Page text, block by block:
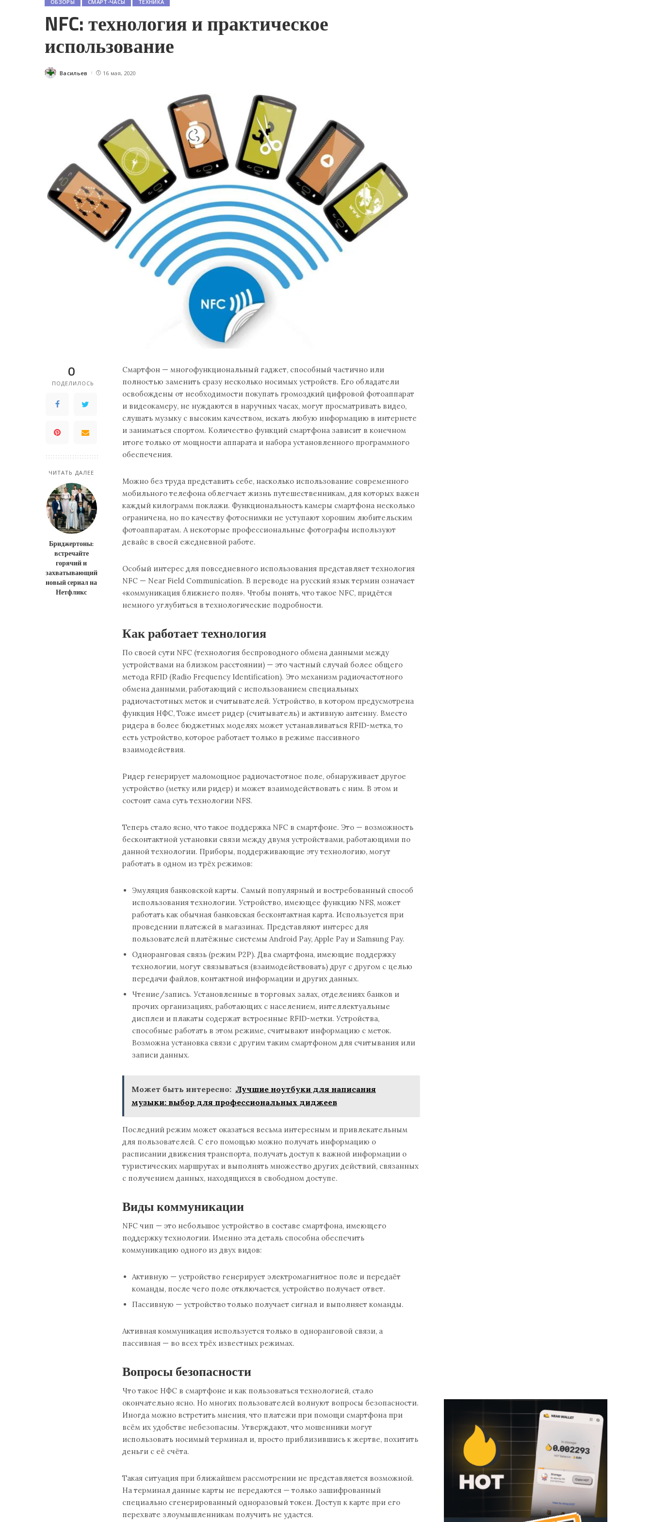
ОБЗОРЫ СМАРТ-ЧАСЫ ТЕХНИКА
NFC: технология и практическое
использование
Posted
Васильев 16 мая, 2020
0
ПОДЕЛИЛОСЬ
ЧИТАТЬ ДАЛЕЕ
Бриджертоны:
встречайте
горячий и
захватывающий
новый сериал на
Нетфликс
Смартфон — многофункциональный гаджет, способный частично или
полностью заменить сразу несколько носимых устройств. Его обладатели
освобождены от необходимости покупать громоздкий цифровой фотоаппарат
и видеокамеру, не нуждаются в наручных часах, могут просматривать видео,
слушать музыку с высоким качеством, искать любую информацию в интернете
и заниматься спортом. Количество функций смартфона зависит в конечном
итоге только от мощности аппарата и набора установленного программного
обеспечения.
Можно без труда представить себе, насколько использование современного
мобильного телефона облегчает жизнь путешественникам, для которых важен
каждый килограмм поклажи. Функциональность камеры смартфона несколько
ограничена, но по качеству фотоснимки не уступают хорошим любительским
фотоаппаратам. А некоторые профессиональные фотографы используют
девайс в своей ежедневной работе.
Особый интерес для повседневного использования представляет технология
NFC — Near Field Communication. В переводе на русский язык термин означает
«коммуникация ближнего поля». Чтобы понять, что такое NFC, придётся
немного углубиться в технологические подробности.
Как работает технология
По своей сути NFC (технология беспроводного обмена данными между
устройствами на близком расстоянии) — это частный случай более общего
метода RFID (Radio Frequency Identification). Это механизм радиочастотного
обмена данными, работающий с использованием специальных
радиочастотных меток и считывателей. Устройство, в котором предусмотрена
функция НФС, Тоже имеет ридер (считыватель) и активную антенну. Вместо
ридера в более бюджетных моделях может устанавливаться RFID-метка, то
есть устройство, которое работает только в режиме пассивного
взаимодействия.
Ридер генерирует маломощное радиочастотное поле, обнаруживает другое
устройство (метку или ридер) и может взаимодействовать с ним. В этом и
состоит сама суть технологии NFS.
Теперь стало ясно, что такое поддержка NFC в смартфоне. Это — возможность
бесконтактной установки связи между двумя устройствами, работающими по
данной технологии. Приборы, поддерживающие эту технологию, могут
работать в одном из трёх режимов:
Эмуляция банковской карты. Самый популярный и востребованный способ
использования технологии. Устройство, имеющее функцию NFS, может
работать как обычная банковская бесконтактная карта. Используется при
проведении платежей в магазинах. Представляют интерес для
пользователей платёжные системы Android Pay, Apple Pay и Samsung Pay.
Одноранговая связь (режим P2P). Два смартфона, имеющие поддержку
технологии, могут связываться (взаимодействовать) друг с другом с целью
передачи файлов, контактной информации и других данных.
Чтение/запись. Установленные в торговых залах, отделениях банков и
прочих организациях, работающих с населением, интеллектуальные
дисплеи и плакаты содержат встроенные RFID-метки. Устройства,
способные работать в этом режиме, считывают информацию с меток.
Возможна установка связи с другим таким смартфоном для считывания или
записи данных.
Может быть интересно: Лучшие ноутбуки для написания
музыки: выбор для профессиональных диджеев
Последний режим может оказаться весьма интересным и привлекательным
для пользователей. С его помощью можно получать информацию о
расписании движения транспорта, получать доступ к важной информации о
туристических маршрутах и выполнять множество других действий, связанных
с получением данных, находящихся в свободном доступе.
Виды коммуникации
NFC чип — это небольшое устройство в составе смартфона, имеющего
поддержку технологии. Именно эта деталь способна обеспечить
коммуникацию одного из двух видов:
Активную — устройство генерирует электромагнитное поле и передаёт
команды, после чего поле отключается, устройство получает ответ.
Пассивную — устройство только получает сигнал и выполняет команды.
Активная коммуникация используется только в одноранговой связи, а
пассивная — во всех трёх известных режимах.
Вопросы безопасности
Что такое НФС в смартфоне и как пользоваться технологией, стало
окончательно ясно. Но многих пользователей волнуют вопросы безопасности.
Иногда можно встретить мнения, что платежи при помощи смартфона при
всём их удобстве небезопасны. Утверждают, что мошенники могут
использовать носимый терминал и, просто приблизившись к жертве, похитить
деньги с её счёта.
Такая ситуация при ближайшем рассмотрении не представляется возможной.
На терминал данные карты не передаются — только зашифрованный
специально сгенерированный одноразовый токен. Доступ к карте при его
перехвате злоумышленникам получить не удастся.